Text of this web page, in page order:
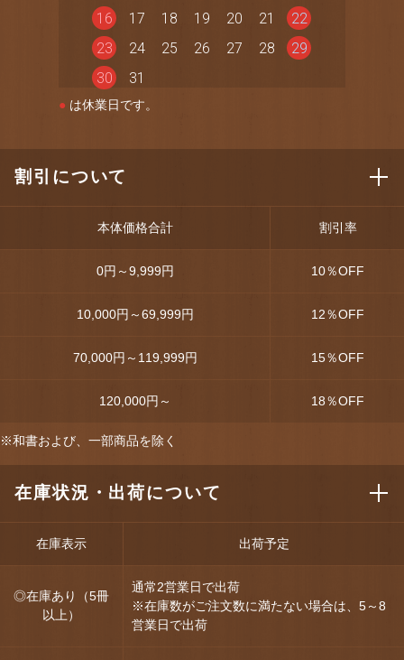
16
17 18 19 20 21
22
23
24 25 26 27 28
29
30
31
● は休業日です。
割引について
本体価格合計 割引率
0円～9,999円 10％OFF
10,000円～69,999円 12％OFF
70,000円～119,999円 15％OFF
120,000円～ 18％OFF
※和書および、一部商品を除く
在庫状況・出荷について
在庫表示 出荷予定
◎在庫あり（5冊
以上）
通常2営業日で出荷
※在庫数がご注文数に満たない場合は、5～8
営業日で出荷